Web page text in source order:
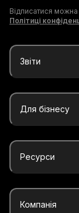
Відписатися
Політиці
Звіти
Для бізнесу
Ресурси
Компанія